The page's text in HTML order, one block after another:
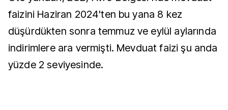
faizini Haziran 2024'ten bu yana 8 kez
düşürdükten sonra temmuz ve eylül aylarında
indirimlere ara vermişti. Mevduat faizi şu anda
yüzde 2 seviyesinde.